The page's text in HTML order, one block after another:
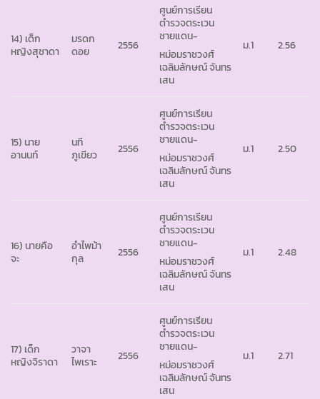
14) เด็ก
หญิงสุชาดา
มรดก
ดอย
2556
ศูนย์การเรียน
ตำรวจตระเวน
ชายแดน-
หม่อมราชวงศ์
เฉลิมลักษณ์ จันทร
เสน
ม.1 2.56
15) นาย
อานนท์
นที
ภูเขียว
2556
ศูนย์การเรียน
ตำรวจตระเวน
ชายแดน-
หม่อมราชวงศ์
เฉลิมลักษณ์ จันทร
เสน
ม.1 2.50
16) นายคือ
จะ
อำไพม้า
กุล
2556
ศูนย์การเรียน
ตำรวจตระเวน
ชายแดน-
หม่อมราชวงศ์
เฉลิมลักษณ์ จันทร
เสน
ม.1 2.48
17) เด็ก
หญิงจิราดา
วาจา
ไพเราะ
2556
ศูนย์การเรียน
ตำรวจตระเวน
ชายแดน-
หม่อมราชวงศ์
เฉลิมลักษณ์ จันทร
เสน
ม.1 2.71